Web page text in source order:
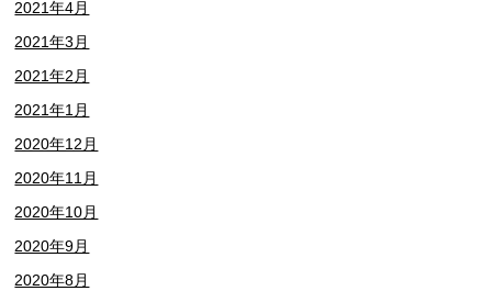
2021年4月
2021年3月
2021年2月
2021年1月
2020年12月
2020年11月
2020年10月
2020年9月
2020年8月